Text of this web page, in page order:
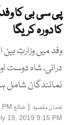
پی سی بی کا
کا دورہ کریگا
وفد میں وزارتِ بین
درانی، شاہ دوست
نمائندگان شامل
نعمان مقصود | شائع PM
19, 2019 9:15 PM